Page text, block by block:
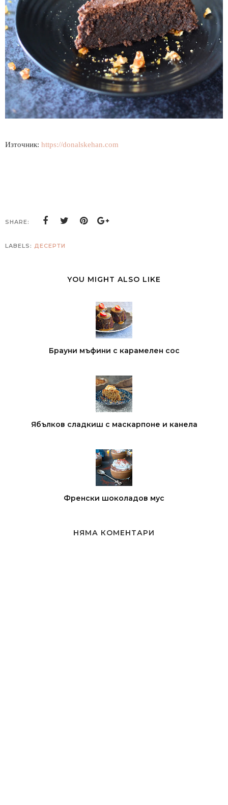
Източник: https://donalskehan.com
SHARE:
LABELS: ДЕСЕРТИ
YOU MIGHT ALSO LIKE
Брауни мъфини с карамелен сос
Ябълков сладкиш с маскарпоне и канела
Френски шоколадов мус
НЯМА КОМЕНТАРИ